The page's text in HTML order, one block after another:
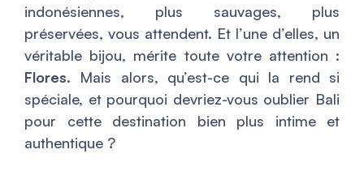
indonésiennes, plus sauvages, plus
préservées, vous attendent. Et l’une d’elles, un
véritable bijou, mérite toute votre attention :
Flores. Mais alors, qu’est-ce qui la rend si
spéciale, et pourquoi devriez-vous oublier Bali
pour cette destination bien plus intime et
authentique ?